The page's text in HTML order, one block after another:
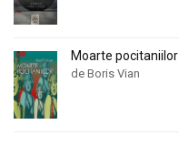
Moarte pocitaniilor
de Boris Vian